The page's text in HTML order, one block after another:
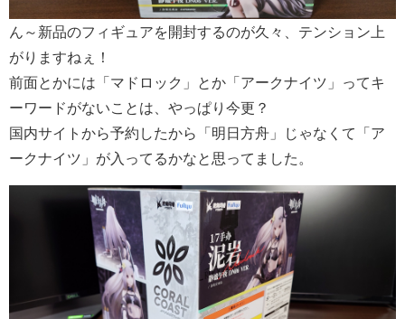
ん～新品のフィギュアを開封するのが久々、テンション上
がりますねぇ！
前面とかには「マドロック」とか「アークナイツ」ってキ
ーワードがないことは、やっぱり今更？
国内サイトから予約したから「明日方舟」じゃなくて「ア
ークナイツ」が入ってるかなと思ってました。